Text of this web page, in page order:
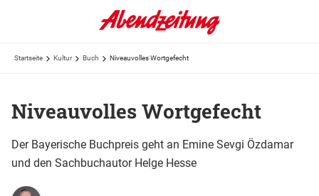
Startseite Kultur Buch Niveauvolles Wortgefecht
Niveauvolles Wortgefecht
Der Bayerische Buchpreis geht an Emine Sevgi Özdamar
und den Sachbuchautor Helge Hesse